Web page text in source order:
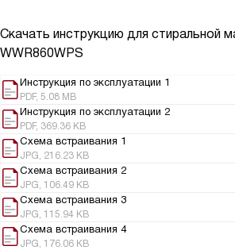
Скачать инструкцию для стиральной
WWR860WPS
Инструкция по эксплуатации 1
PDF, 5.08 MB
Инструкция по эксплуатации 2
PDF, 369.36 KB
Схема встраивания 1
JPG, 216.23 KB
Схема встраивания 2
JPG, 106.49 KB
Схема встраивания 3
JPG, 115.94 KB
Схема встраивания 4
JPG, 176.06 KB